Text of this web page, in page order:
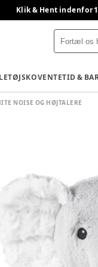
Klik & Hent indenfor
TØJSKOVENTETID &
NOISE OG HØJTALERE